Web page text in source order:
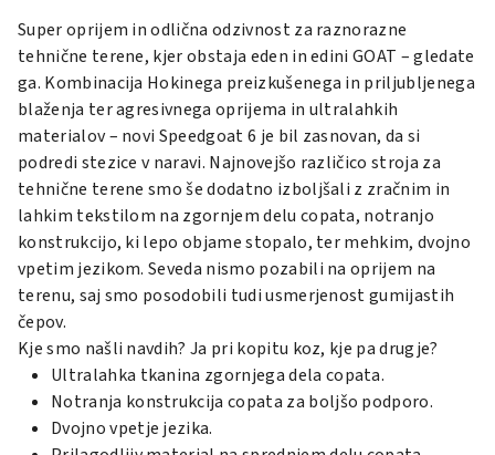
Super oprijem in odlična odzivnost za raznorazne
tehnične terene, kjer obstaja eden in edini GOAT – gledate
ga. Kombinacija Hokinega preizkušenega in priljubljenega
blaženja ter agresivnega oprijema in ultralahkih
materialov – novi Speedgoat 6 je bil zasnovan, da si
podredi stezice v naravi. Najnovejšo različico stroja za
tehnične terene smo še dodatno izboljšali z zračnim in
lahkim tekstilom na zgornjem delu copata, notranjo
konstrukcijo, ki lepo objame stopalo, ter mehkim, dvojno
vpetim jezikom. Seveda nismo pozabili na oprijem na
terenu, saj smo posodobili tudi usmerjenost gumijastih
čepov.
Kje smo našli navdih? Ja pri kopitu koz, kje pa drugje?
Ultralahka tkanina zgornjega dela copata.
Notranja konstrukcija copata za boljšo podporo.
Dvojno vpetje jezika.